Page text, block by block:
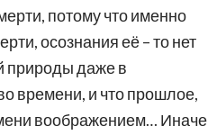
потому что именно
осознания её – то нет
природы даже в
времени, и что прошлое,
воображением… Иначе